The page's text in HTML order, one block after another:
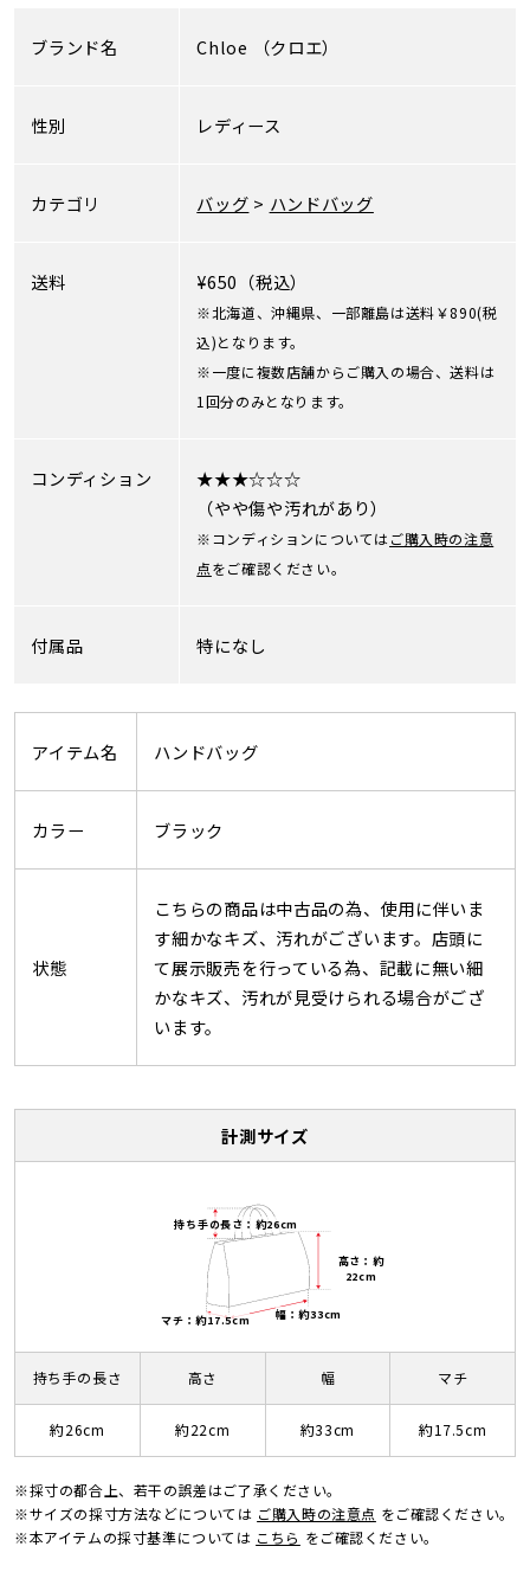
ブランド名 Chloe （クロエ）
性別 レディース
カテゴリ バッグ > ハンドバッグ
送料 ¥650（税込）
※北海道、沖縄県、一部離島は送料￥890(税
込)となります。
※一度に複数店舗からご購入の場合、送料は
1回分のみとなります。
コンディション
★★★☆☆☆
（やや傷や汚れがあり）
※コンディションについてはご購入時の注意
点をご確認ください。
付属品 特になし
アイテム名 ハンドバッグ
カラー ブラック
状態
こちらの商品は中古品の為、使用に伴いま
す細かなキズ、汚れがございます。店頭に
て展示販売を行っている為、記載に無い細
かなキズ、汚れが見受けられる場合がござ
います。
計測サイズ
持ち手の長さ：約26cm
高さ：約
22cm
幅：約33cm
マチ：約17.5cm
持ち手の長さ
約26cm
高さ
約22cm
幅
約33cm
マチ
約17.5cm
※採寸の都合上、若干の誤差はご了承ください。
※サイズの採寸方法などについては ご購入時の注意点 をご確認ください。
※本アイテムの採寸基準については こちら をご確認ください。